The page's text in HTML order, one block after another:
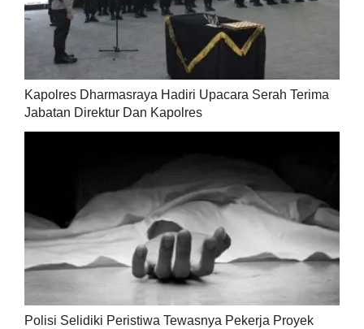
Kapolres Dharmasraya Hadiri Upacara Serah Terima
Jabatan Direktur Dan Kapolres
Polisi Selidiki Peristiwa Tewasnya Pekerja Proyek